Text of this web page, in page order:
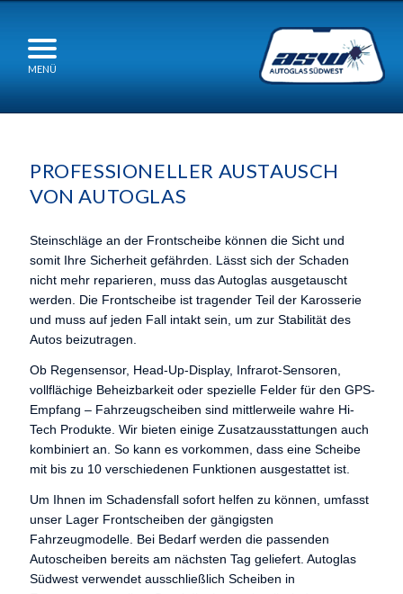
MENÜ
PROFESSIONELLER AUSTAUSCH
VON AUTOGLAS
Steinschläge an der Frontscheibe können die Sicht und
somit Ihre Sicherheit gefährden. Lässt sich der Schaden
nicht mehr reparieren, muss das Autoglas ausgetauscht
werden. Die Frontscheibe ist tragender Teil der Karosserie
und muss auf jeden Fall intakt sein, um zur Stabilität des
Autos beizutragen.
Ob Regensensor, Head-Up-Display, Infrarot-Sensoren,
vollflächige Beheizbarkeit oder spezielle Felder für den GPS-
Empfang – Fahrzeugscheiben sind mittlerweile wahre Hi-
Tech Produkte. Wir bieten einige Zusatzausstattungen auch
kombiniert an. So kann es vorkommen, dass eine Scheibe
mit bis zu 10 verschiedenen Funktionen ausgestattet ist.
Um Ihnen im Schadensfall sofort helfen zu können, umfasst
unser Lager Frontscheiben der gängigsten
Fahrzeugmodelle. Bei Bedarf werden die passenden
Autoscheiben bereits am nächsten Tag geliefert. Autoglas
Südwest verwendet ausschließlich Scheiben in